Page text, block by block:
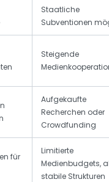
Staatliche
Subventionen
Steigende
Aufgekaufte
Recherchen oder
Crowdfunding
für
Limitierte
Medienbudgets,
stabile Strukturen